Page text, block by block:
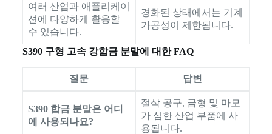
여러 산업과 애플리케이
션에 다양하게 활용할
수 있습니다.
경화된 상태에서는 기계
가공성이 제한됩니다.
S390 구형 고속 강합금 분말에 대한 FAQ
질문 답변
S390 합금 분말은 어디
에 사용되나요?
절삭 공구, 금형 및 마모
가 심한 산업 부품에 사
용됩니다.